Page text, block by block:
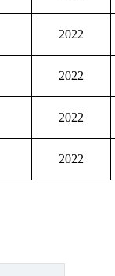
2022
2022
2022
2022